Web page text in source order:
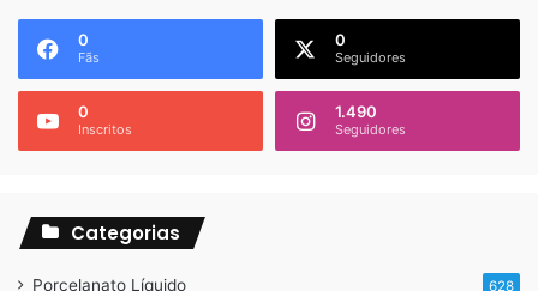
0
Fãs
0
Seguidores
0
Inscritos
1.490
Seguidores
Categorias
Porcelanato Líquido 628